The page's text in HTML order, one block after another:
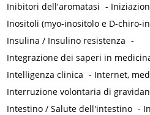
Inibitori dell'aromatasi -
Inositoli (myo-inositolo e D-chiro-
Insulina / Insulino resistenza -
Integrazione dei saperi in
Intelligenza clinica - Internet,
Interruzione volontaria di
Intestino / Salute dell'intestino -